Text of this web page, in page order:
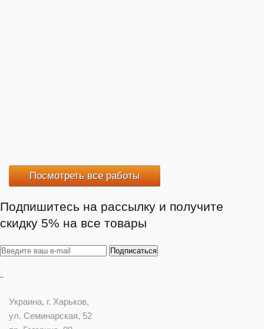
Посмотреть все работы
Подпишитесь на рассылку и получите
скидку 5% на все товары
Украина, г. Харьков,
ул. Семинарская, 52